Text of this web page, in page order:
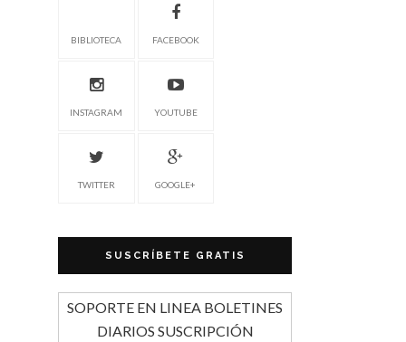
BIBLIOTECA FACEBOOK
INSTAGRAM YOUTUBE
TWITTER GOOGLE+
SUSCRÍBETE GRATIS
SOPORTE EN LINEA BOLETINES
DIARIOS SUSCRIPCIÓN